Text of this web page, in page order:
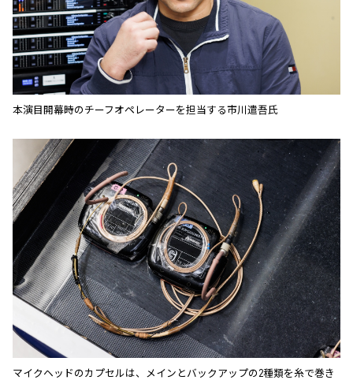
本演目開幕時のチーフオペレーターを担当する市川遣吾氏
マイクヘッドのカプセルは、メインとバックアップの2種類を糸で巻き